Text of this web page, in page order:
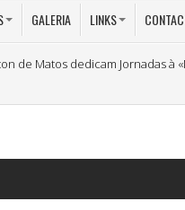
GALERIA LINKS
de Matos dedicam Jornadas à